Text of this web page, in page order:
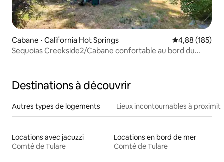
Cabane ⋅ California Hot Springs Évaluation
4,88 (185)
Sequoias Creekside2/Cabane confortable au bord du
Destinations à découvrir
Autres types de logements Lieux incontournables à
Locations avec jacuzzi
Comté de Tulare
Locations en bord de mer
Comté de Tulare